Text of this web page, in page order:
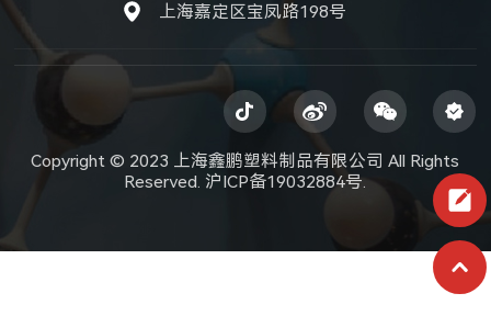
上海嘉定区宝凤路198号
Copyright © 2023 上海鑫鹏塑料制品有限公司 All Rights
Reserved. 沪ICP备19032884号.